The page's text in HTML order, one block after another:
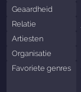
Geaardheid
Relatie
Artiesten
Organisatie
Favoriete genres